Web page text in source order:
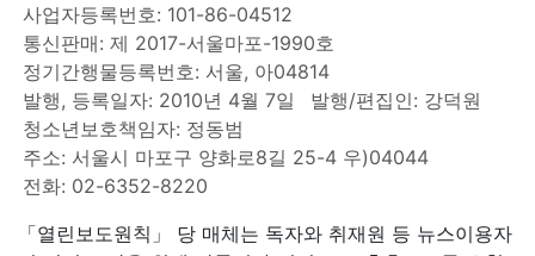
사업자등록번호: 101-86-04512
통신판매: 제 2017-서울마포-1990호
정기간행물등록번호: 서울, 아04814
발행, 등록일자: 2010년 4월 7일
발행/편집인: 강덕원
청소년보호책임자: 정동범
주소: 서울시 마포구 양화로8길 25-4 우)04044
전화: 02-6352-8220
「열린보도원칙」 당 매체는 독자와 취재원 등 뉴스이용자